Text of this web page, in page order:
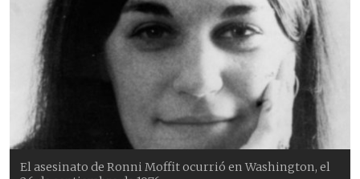
El asesinato de Ronni Moffit ocurrió en Washington, el